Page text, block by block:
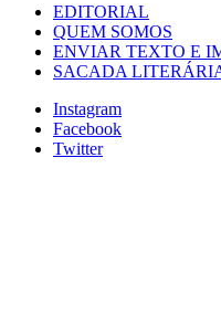
EDITORIAL
QUEM SOMOS
ENVIAR TEXTO E
SACADA
Instagram
Facebook
Twitter